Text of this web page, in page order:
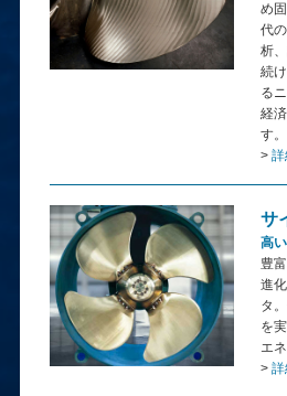
め
代
析
続
る
経
す。
>詳
サ
高
豊
進
タ
を
エ
>詳